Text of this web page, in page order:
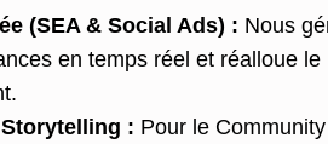
(SEA & Social Ads) : Nous
en temps réel et réalloue
: Pour le